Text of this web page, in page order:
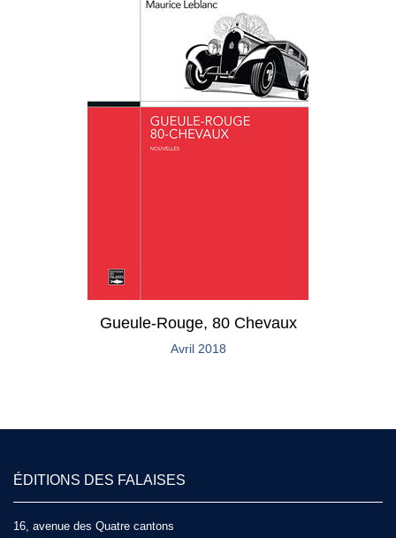
Gueule-Rouge, 80 Chevaux
Avril 2018
ÉDITIONS DES FALAISES
16, avenue des Quatre cantons